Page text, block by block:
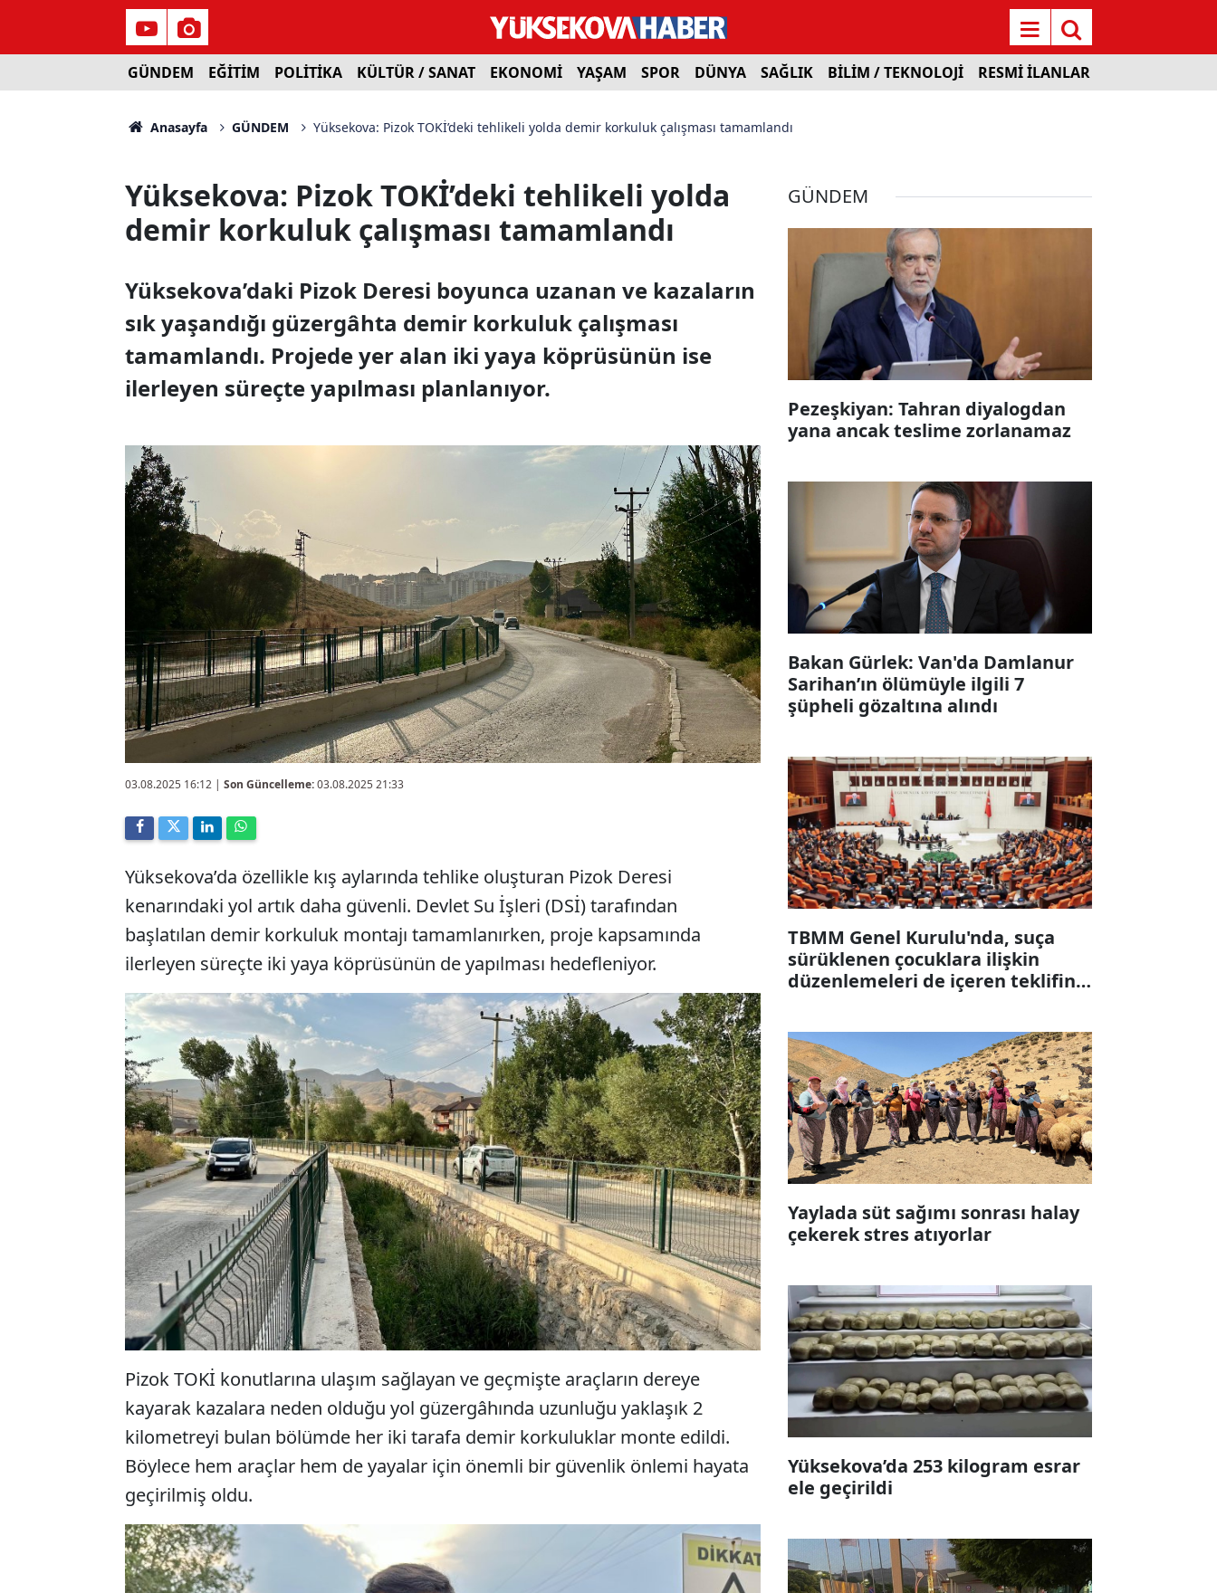
GÜNDEM EĞİTİM POLİTİKA KÜLTÜR / SANAT EKONOMİ YAŞAM SPOR DÜNYA SAĞLIK BİLİM / TEKNOLOJİ RESMİ İLANLAR
Anasayfa GÜNDEM Yüksekova: Pizok TOKİ’deki tehlikeli yolda demir korkuluk çalışması tamamlandı
Yüksekova: Pizok TOKİ’deki tehlikeli yolda
demir korkuluk çalışması tamamlandı
Yüksekova’daki Pizok Deresi boyunca uzanan ve kazaların
sık yaşandığı güzergâhta demir korkuluk çalışması
tamamlandı. Projede yer alan iki yaya köprüsünün ise
ilerleyen süreçte yapılması planlanıyor.
03.08.2025 16:12 | Son Güncelleme:03.08.2025 21:33
Yüksekova’da özellikle kış aylarında tehlike oluşturan Pizok Deresi
kenarındaki yol artık daha güvenli. Devlet Su İşleri (DSİ) tarafından
başlatılan demir korkuluk montajı tamamlanırken, proje kapsamında
ilerleyen süreçte iki yaya köprüsünün de yapılması hedefleniyor.
Pizok TOKİ konutlarına ulaşım sağlayan ve geçmişte araçların dereye
kayarak kazalara neden olduğu yol güzergâhında uzunluğu yaklaşık 2
kilometreyi bulan bölümde her iki tarafa demir korkuluklar monte edildi.
Böylece hem araçlar hem de yayalar için önemli bir güvenlik önlemi hayata
geçirilmiş oldu.
GÜNDEM
Pezeşkiyan: Tahran diyalogdan
yana ancak teslime zorlanamaz
Bakan Gürlek: Van'da Damlanur
Sarihan’ın ölümüyle ilgili 7
şüpheli gözaltına alındı
TBMM Genel Kurulu'nda, suça
sürüklenen çocuklara ilişkin
düzenlemeleri de içeren teklifin 6
Yaylada süt sağımı sonrası halay
çekerek stres atıyorlar
Yüksekova’da 253 kilogram esrar
ele geçirildi